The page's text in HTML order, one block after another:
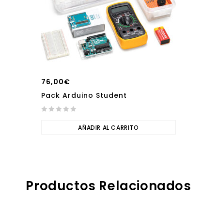
76,00€
Pack Arduino Student
AÑADIR AL CARRITO
Productos Relacionados